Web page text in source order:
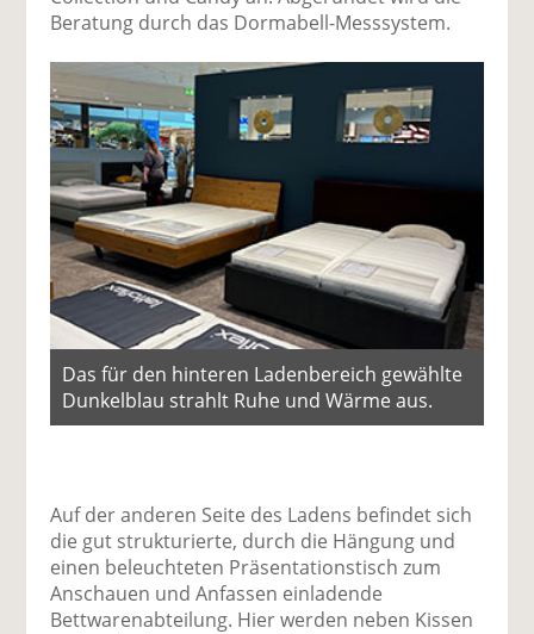
Beratung durch das Dormabell-Messsystem.
Das für den hinteren Ladenbereich gewählte
Dunkelblau strahlt Ruhe und Wärme aus.
Auf der anderen Seite des Ladens befindet sich
die gut strukturierte, durch die Hängung und
einen beleuchteten Präsentationstisch zum
Anschauen und Anfassen einladende
Bettwarenabteilung. Hier werden neben Kissen